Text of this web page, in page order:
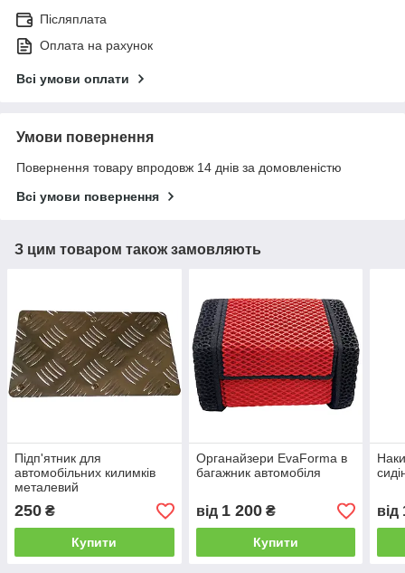
Післяплата
Оплата на рахунок
Всі умови оплати
Умови повернення
Повернення товару впродовж 14 днів за домовленістю
Всі умови повернення
З цим товаром також замовляють
Підп'ятник для
автомобільних килимків
металевий
250 ₴
Купити
Органайзери EvaForma в
багажник автомобіля
від 1 200₴
Купити
від